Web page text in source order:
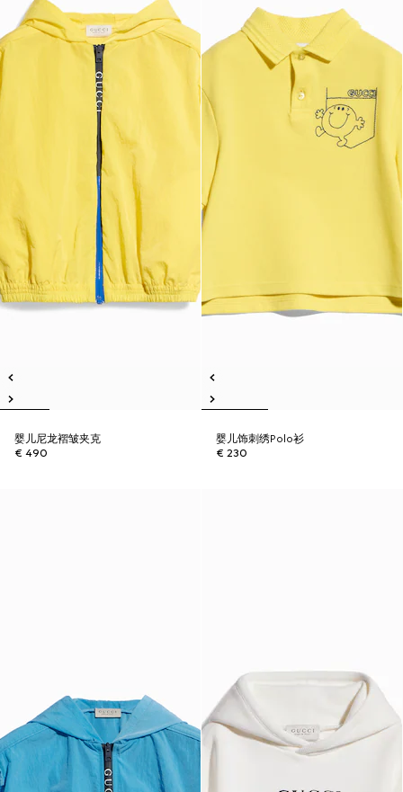
婴儿尼龙褶皱夹克
€ 490
婴儿饰刺绣Polo衫
€ 230